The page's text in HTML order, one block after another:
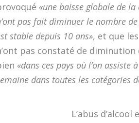
«une baisse globale de
pas fait diminuer le nombre
stable depuis 10 ans», et que
pas constaté de
«dans ces pays où l’on assiste
dans toutes les catégories
L’abus